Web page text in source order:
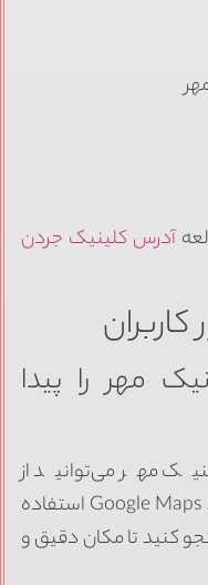
آدرس کلینیک جردن
مهر را پیدا
مهر می‌توانید از
سرویس‌های مکان‌یابی آنلاین مانند Google Maps استفاده
کنید تا مکان دقیق و